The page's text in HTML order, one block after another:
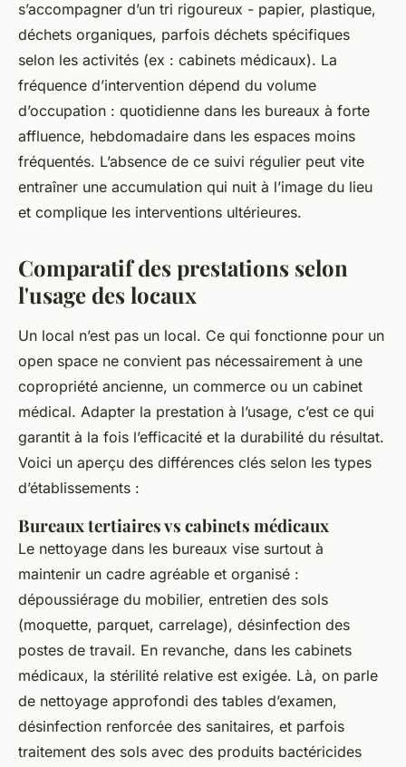
s’accompagner d’un tri rigoureux - papier, plastique,
déchets organiques, parfois déchets spécifiques
selon les activités (ex : cabinets médicaux). La
fréquence d’intervention dépend du volume
d’occupation : quotidienne dans les bureaux à forte
affluence, hebdomadaire dans les espaces moins
fréquentés. L’absence de ce suivi régulier peut vite
entraîner une accumulation qui nuit à l’image du lieu
et complique les interventions ultérieures.
Comparatif des prestations selon
l'usage des locaux
Un local n’est pas un local. Ce qui fonctionne pour un
open space ne convient pas nécessairement à une
copropriété ancienne, un commerce ou un cabinet
médical. Adapter la prestation à l’usage, c’est ce qui
garantit à la fois l’efficacité et la durabilité du résultat.
Voici un aperçu des différences clés selon les types
d’établissements :
Bureaux tertiaires vs cabinets médicaux
Le nettoyage dans les bureaux vise surtout à
maintenir un cadre agréable et organisé :
dépoussiérage du mobilier, entretien des sols
(moquette, parquet, carrelage), désinfection des
postes de travail. En revanche, dans les cabinets
médicaux, la stérilité relative est exigée. Là, on parle
de nettoyage approfondi des tables d’examen,
désinfection renforcée des sanitaires, et parfois
traitement des sols avec des produits bactéricides